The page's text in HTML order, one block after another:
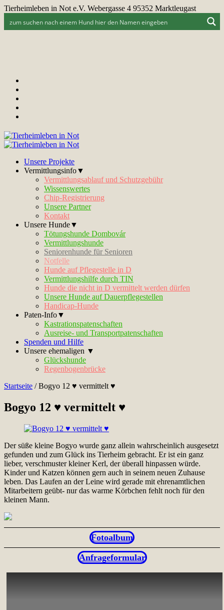
Tierheimleben in Not e.V. Webergasse 4 95352 Marktleugast
Unsere Projekte
Vermittlungsinfo▼
Vermittlungsablauf und Schutzgebühr
Wissenswertes
Chip-Registrierung
Unsere Partner
Kontakt
Unsere Hunde▼
Tötungshunde Dombovár
Vermittlungshunde
Seniorenhunde für Senioren
Notfelle
Hunde auf Pflegestelle in D
Vermittlungshilfe durch TIN
Hunde die nicht in D vermittelt werden dürfen
Unsere Hunde auf Dauerpflegestellen
Handicap-Hunde
Paten-Info▼
Kastrationspatenschaften
Ausreise- und Transportpatenschaften
Spenden und Hilfe
Unsere ehemaligen ▼
Glückshunde
Regenbogenbrücke
Startseite /Bogyo 12 ♥ vermittelt ♥
Bogyo 12 ♥ vermittelt ♥
Der süße kleine Bogyo wurde ganz allein wahrscheinlich ausgesetzt
gefunden und zum Glück ins Tierheim gebracht. Er ist ein ganz
lieber, verschmuster kleiner Kerl, der überall hinpassen würde.
Kinder und Katzen können gern auch in seinem neuen Zuhause
leben. Das Laufen an der Leine wird gerade mit ehrenamtlichen
Mitarbeitern geübt- nur das warme Körbchen fehlt noch für den
kleinen Mann.
Fotoalbum
Anfrageformular